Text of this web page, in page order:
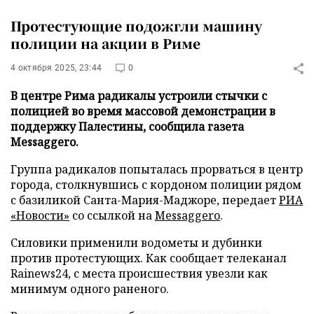
Протестующие подожгли машину
полиции на акции в Риме
4 октября 2025, 23:44 0
В центре Рима радикалы устроили стычки с
полицией во время массовой демонстрации в
поддержку Палестины, сообщила газета
Messaggero.
Группа радикалов попыталась прорваться в центр
города, столкнувшись с кордоном полиции рядом
с базиликой Санта-Мария-Маджоре, передаетРИА
«Новости» со ссылкой наMessaggero.
Силовики применили водометы и дубинки
против протестующих. Как сообщает телеканал
Rainews24, с места происшествия увезли как
минимум одного раненого.